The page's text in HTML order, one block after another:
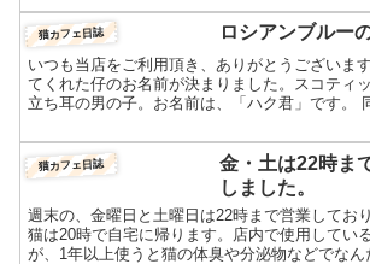
ー...
猫カフェ日誌 ロシアンブルー
いつも当店をご利用頂き、ありがとうございま
てくれた仔のお名前が決まりました。スコティ
立ち耳の男の子。お名前は、「ハク君」です。
猫カフェ日誌
金・土は22時ま
しました。
週末の、金曜日と土曜日は22時まで営業してお
猫は20時で自宅に帰ります。店内で使用してい
が、1年以上使うと猫の体臭や分泌物などでなん